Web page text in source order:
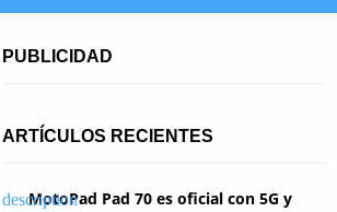
PUBLICIDAD
ARTÍCULOS RECIENTES
MotoPad Pad 70 es oficial con 5G y